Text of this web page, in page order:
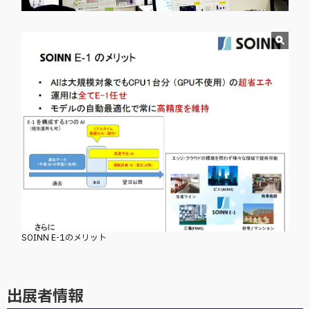
SOINN E-1のメリット
出展者情報